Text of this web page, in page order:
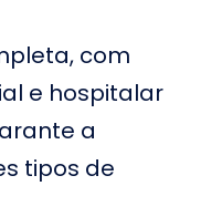
com
e hospitalar
a
tipos de